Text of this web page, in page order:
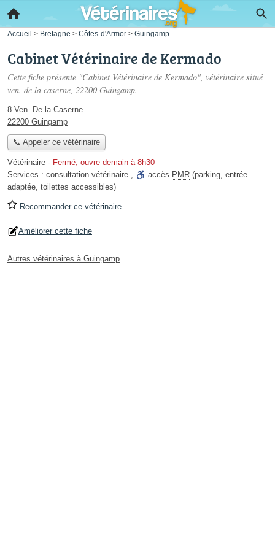
Accueil > Bretagne > Côtes-d'Armor > Guingamp
Cabinet Vétérinaire de Kermado
Cette fiche présente "Cabinet Vétérinaire de Kermado", vétérinaire situé
ven. de la caserne, 22200 Guingamp.
8 Ven. De la Caserne
22200 Guingamp
📞 Appeler ce vétérinaire
Vétérinaire - Fermé, ouvre demain à 8h30
Services : consultation vétérinaire , accès PMR (parking, entrée
adaptée, toilettes accessibles)
Recommander ce vétérinaire
Améliorer cette fiche
Autres vétérinaires à Guingamp